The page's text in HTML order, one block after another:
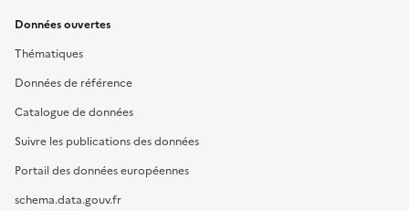
Données ouvertes
Thématiques
Données de référence
Catalogue de données
Suivre les publications des données
Portail des données européennes
schema.data.gouv.fr